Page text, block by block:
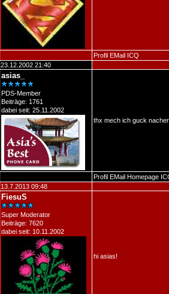
Profil EMail ICQ
23.12.2002 21:40
asias_
PDS-Member
Beiträge: 1761
dabei seit: 25.11.2002
thx mech ich guck
Profil EMail Homepage
13.7.2013 09:48
FiesuS
Super Moderator
Beiträge: 7620
dabei seit: 10.11.2002
hi asias!